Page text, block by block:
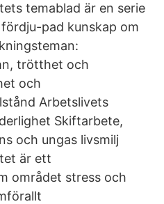
temablad är en serie
pad kunskap om
trötthet och
och
Arbetslivets
Skiftarbete,
och ungas livsmilj
är ett
området stress och